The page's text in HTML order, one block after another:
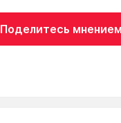
Поделитесь мнением